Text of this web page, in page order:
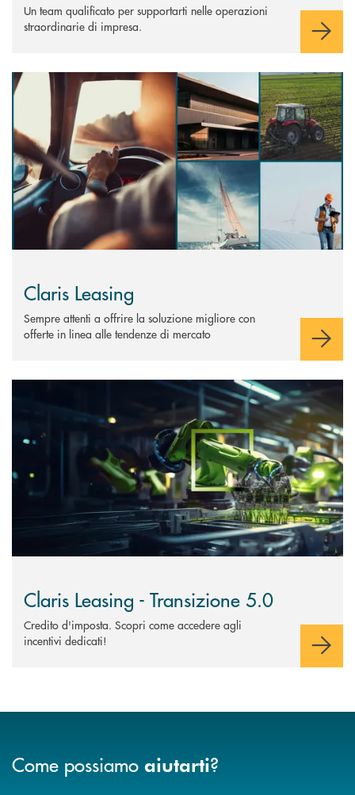
Un team qualificato per supportarti nelle operazioni
straordinarie di impresa.
Scopri di più Claris Leasing
Claris Leasing
Sempre attenti a offrire la soluzione migliore con
offerte in linea alle tendenze di mercato
Scopri di più Claris Leasing - Transizione 5.0
Claris Leasing - Transizione 5.0
Credito d'imposta. Scopri come accedere agli
incentivi dedicati!
Come possiamo aiutarti?